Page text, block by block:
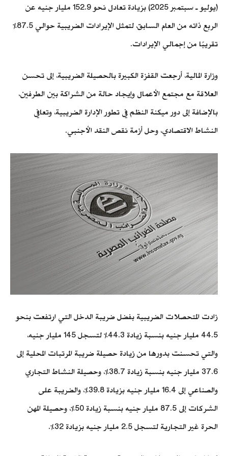
(يوليو ـ سبتمبر 2025) بزيادة تعادل نحو 152.9 مليار جنيه عن
الربع ذاته من العام السابق، لتمثل الإيرادات الضريبية حوالي 87.5%
تقريبًا من إجمالي الإيرادات.
وزارة المالية، أرجعت القفزة الكبيرة بالحصيلة الضريبية، إلى تحسن
العلاقة مع مجتمع الأعمال وإيجاد حالة من الشراكة بين الطرفين،
بالإضافة إلى دور ميكنة النظم في تطور الإدارة الضريبية، وتعافي
النشاط الاقتصادي، وحل أزمة نقص النقد الأجنبي.
زادت المتحصلات الضريبية بفضل ضريبة الدخل التي ارتفعت بنحو
44.5 مليار جنيه بنسبة زيادة 44.3% لتسجل 145 مليار جنيه،
والتي تحسنت بدورها من زيادة حصيلة ضريبة المرتبات المحلية إلى
37.6 مليار جنيه بنسبة زيادة 38.7%، وحصيلة النشاط التجاري
والصناعي إلى 16.4 مليار جنيه بزيادة 39.8%، والضريبة على
الشركات إلى 87.5 مليار جنيه بنسبة زيادة 50%، وحصيلة المهن
الحرة غير التجارية لتسجل 2.5 مليار جنيه بزيادة 32%.